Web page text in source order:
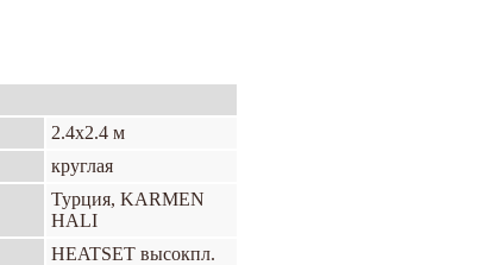
2.4х2.4 м
круглая
Турция, KARMEN
HALI
HEATSET высокпл.